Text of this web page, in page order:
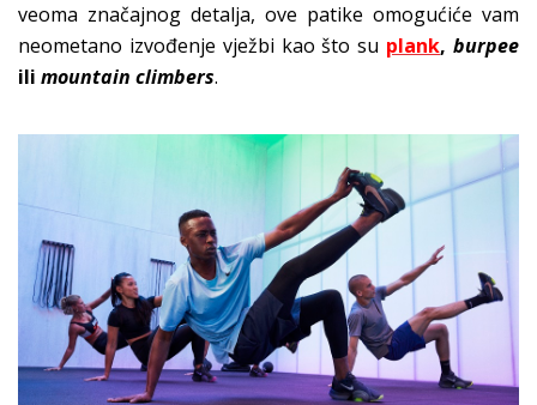
veoma značajnog detalja, ove patike omogućiće vam
neometano izvođenje vježbi kao što su plank,burpee
ili mountain climbers.